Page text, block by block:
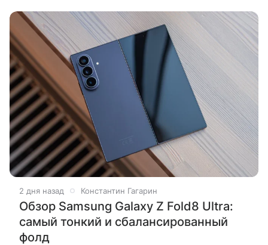
2 дня назад Константин Гагарин
Обзор Samsung Galaxy Z Fold8 Ultra:
самый тонкий и сбалансированный
фолд